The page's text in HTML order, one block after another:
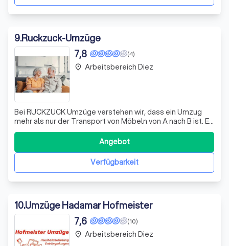
9.Ruckzuck-Umzüge
(4)
7,8
Bei RUCKZUCK Umzüge verstehen wir, dass ein Umzug
mehr als nur der Transport von Möbeln von A nach B ist. Es
geht um den Beginn eines neuen Kapitels in Ihrem Leben.
Deshalb bieten wir Ihnen einen umfassenden Service, der
alle Aspekte Ihres Umzugs abdeckt. Unsere erfahrenen
Mitarbeiter kümmern sich uVerfügbarkeit
Angebot
place Arbeitsbereich Diez
10.Umzüge Hadamar Hofmeister
(10)
7,6
place Arbeitsbereich Diez